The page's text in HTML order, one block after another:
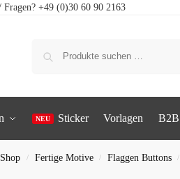
Fragen? +49 (0)30 60 90 2163
Sticker Vorlagen B2B
/ Fertige Motive / Flaggen Buttons /